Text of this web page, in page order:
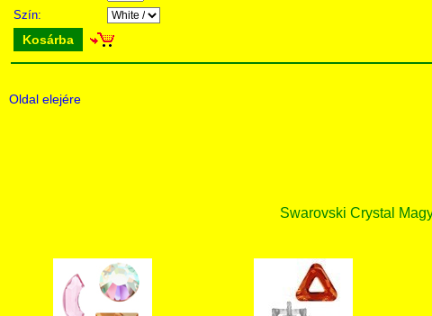
Szín:
Kosárba
Oldal elejére
Swarovski Crystal